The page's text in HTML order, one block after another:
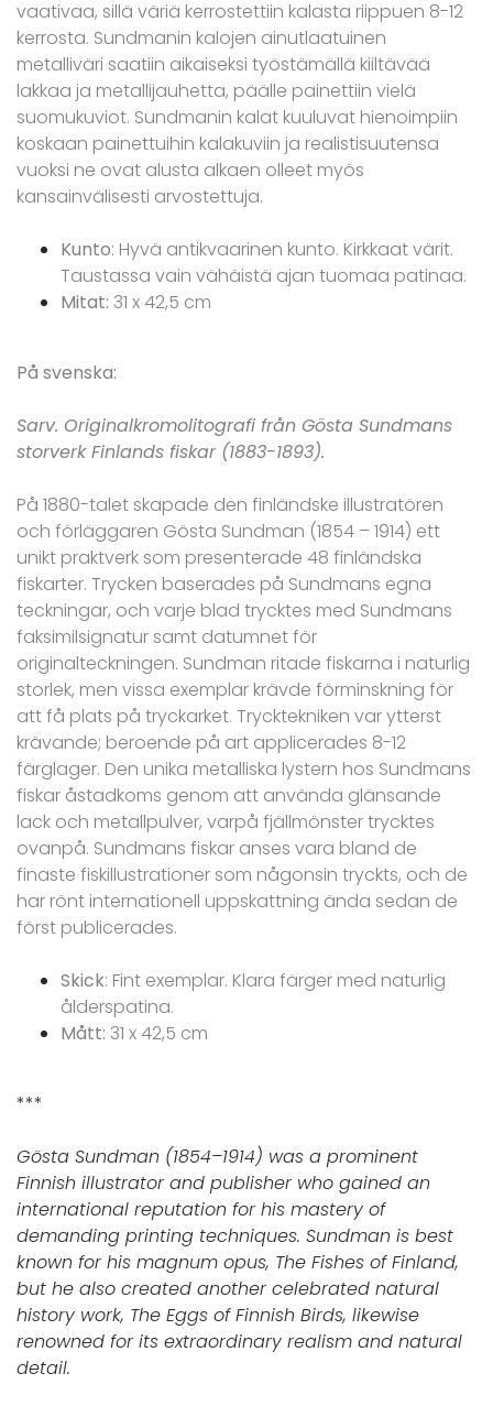
vaativaa, sillä väriä kerrostettiin kalasta riippuen 8-12
kerrosta. Sundmanin kalojen ainutlaatuinen
metalliväri saatiin aikaiseksi työstämällä kiiltävää
lakkaa ja metallijauhetta, päälle painettiin vielä
suomukuviot. Sundmanin kalat kuuluvat hienoimpiin
koskaan painettuihin kalakuviin ja realistisuutensa
vuoksi ne ovat alusta alkaen olleet myös
kansainvälisesti arvostettuja.
Kunto: Hyvä antikvaarinen kunto. Kirkkaat värit.
Taustassa vain vähäistä ajan tuomaa patinaa.
Mitat: 31 x 42,5 cm
På svenska:
Sarv. Originalkromolitografi från Gösta Sundmans
storverk Finlands fiskar (1883-1893).
På 1880-talet skapade den finländske illustratören
och förläggaren Gösta Sundman (1854 – 1914) ett
unikt praktverk som presenterade 48 finländska
fiskarter. Trycken baserades på Sundmans egna
teckningar, och varje blad trycktes med Sundmans
faksimilsignatur samt datumnet för
originalteckningen. Sundman ritade fiskarna i naturlig
storlek, men vissa exemplar krävde förminskning för
att få plats på tryckarket. Trycktekniken var ytterst
krävande; beroende på art applicerades 8-12
färglager. Den unika metalliska lystern hos Sundmans
fiskar åstadkoms genom att använda glänsande
lack och metallpulver, varpå fjällmönster trycktes
ovanpå. Sundmans fiskar anses vara bland de
finaste fiskillustrationer som någonsin tryckts, och de
har rönt internationell uppskattning ända sedan de
först publicerades.
Skick: Fint exemplar. Klara färger med naturlig
ålderspatina.
Mått: 31 x 42,5 cm
***
Gösta Sundman (1854–1914) was a prominent
Finnish illustrator and publisher who gained an
international reputation for his mastery of
demanding printing techniques. Sundman is best
known for his magnum opus, The Fishes of Finland,
but he also created another celebrated natural
history work, The Eggs of Finnish Birds, likewise
renowned for its extraordinary realism and natural
detail.